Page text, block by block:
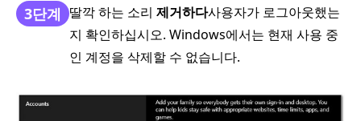
3단계 딸깍 하는 소리 제거하다사용자가 로그아웃했는
지 확인하십시오. Windows에서는 현재 사용 중
인 계정을 삭제할 수 없습니다.